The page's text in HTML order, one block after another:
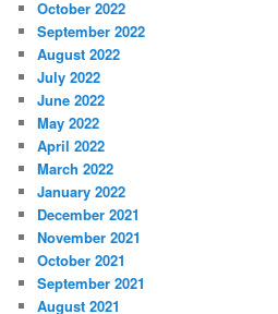
October 2022
September 2022
August 2022
July 2022
June 2022
May 2022
April 2022
March 2022
January 2022
December 2021
November 2021
October 2021
September 2021
August 2021